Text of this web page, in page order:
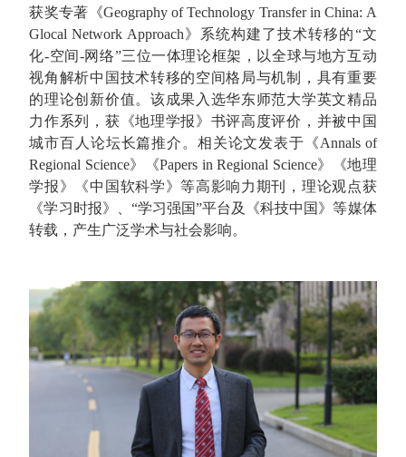
获奖专著《Geography of Technology Transfer in China: A
Glocal Network Approach》系统构建了技术转移的“文
化-空间-网络”三位一体理论框架，以全球与地方互动
视角解析中国技术转移的空间格局与机制，具有重要
的理论创新价值。该成果入选华东师范大学英文精品
力作系列，获《地理学报》书评高度评价，并被中国
城市百人论坛长篇推介。相关论文发表于《Annals of
Regional Science》《Papers in Regional Science》《地理
学报》《中国软科学》等高影响力期刊，理论观点获
《学习时报》、“学习强国”平台及《科技中国》等媒体
转载，产生广泛学术与社会影响。